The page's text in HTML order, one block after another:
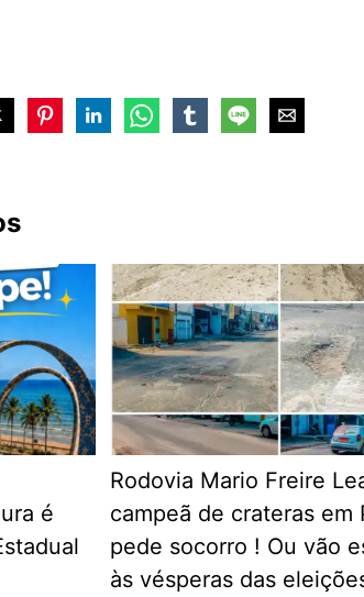
é
Rodovia Mario Freire
campeã de crateras em
pede socorro ! Ou vão
às vésperas das